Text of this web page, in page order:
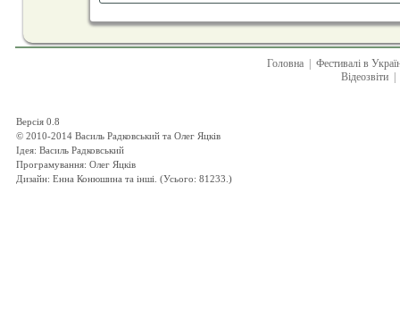
Головна
Фестивалі в
Відеозвіти
Версія 0.8
© 2010-2014 Василь Радковський та Олег Яцків
Ідея: Василь Радковський
Програмування: Олег Яцків
Дизайн: Енна Конюшина та інші. (Усього: 81233.)